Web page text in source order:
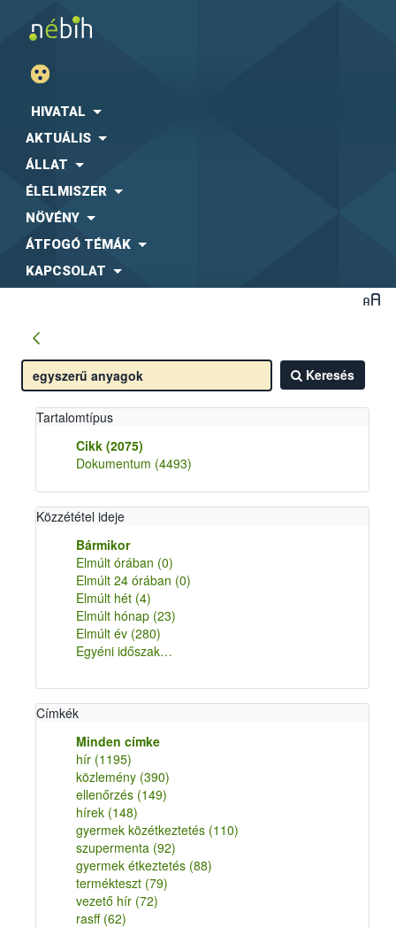
HIVATAL
AKTUÁLIS
ÁLLAT
ÉLELMISZER
NÖVÉNY
ÁTFOGÓ TÉMÁK
KAPCSOLAT
Keresés
Tartalomtípus
Cikk (2075)
Dokumentum (4493)
Közzététel ideje
Bármikor
Elmúlt órában (0)
Elmúlt 24 órában (0)
Elmúlt hét (4)
Elmúlt hónap (23)
Elmúlt év (280)
Egyéni időszak…
Címkék
Minden címke
hír (1195)
közlemény (390)
ellenőrzés (149)
hírek (148)
gyermek közétkeztetés (110)
szupermenta (92)
gyermek étkeztetés (88)
termékteszt (79)
vezető hír (72)
rasff (62)